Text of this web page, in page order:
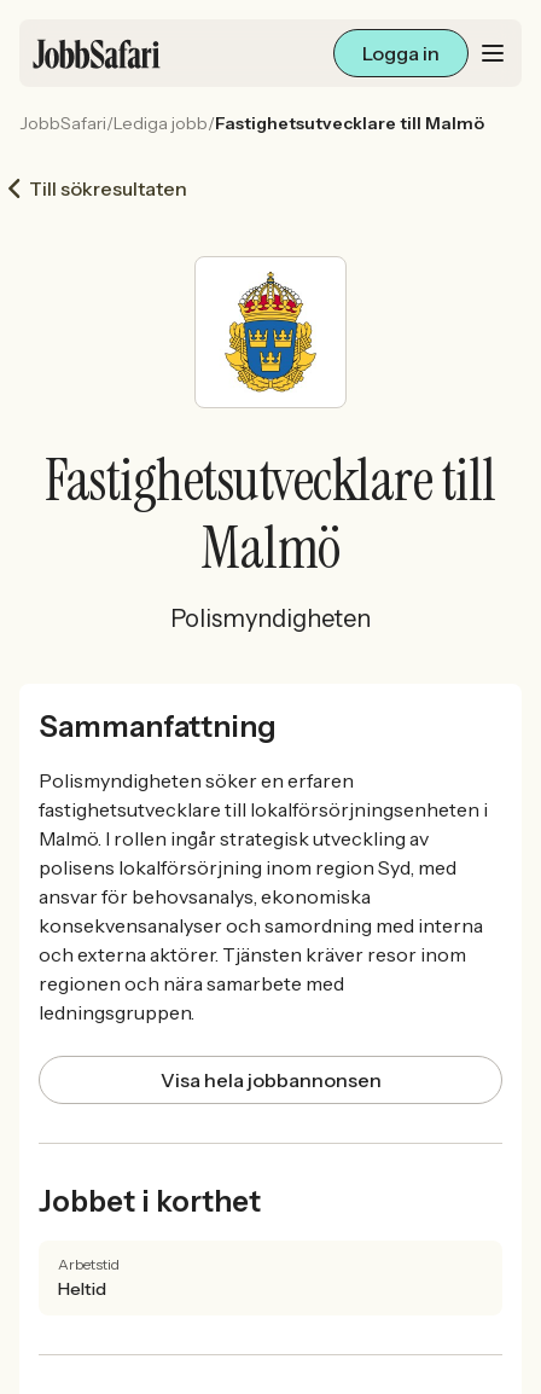
Logga in
Arbetsliv och karriär
För arbetsgivare
Sök med AI
Ny här? Skapa konto
JobbSafari/Lediga jobb/Fastighetsutvecklare till Malmö
Till sökresultaten
Fastighetsutvecklare till
Malmö
Polismyndigheten
Sammanfattning
Polismyndigheten söker en erfaren
fastighetsutvecklare till lokalförsörjningsenheten i
Malmö. I rollen ingår strategisk utveckling av
polisens lokalförsörjning inom region Syd, med
ansvar för behovsanalys, ekonomiska
konsekvensanalyser och samordning med interna
och externa aktörer. Tjänsten kräver resor inom
regionen och nära samarbete med
ledningsgruppen.
Visa hela jobbannonsen
Jobbet i korthet
Arbetstid
Heltid